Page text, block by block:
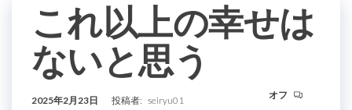
これ以上の幸せは
ないと思う
2025年2月23日 投稿者: seiryu01 オフ